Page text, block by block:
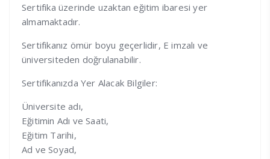
Sertifika üzerinde uzaktan eğitim ibaresi yer
almamaktadır.
Sertifikanız ömür boyu geçerlidir, E imzalı ve
üniversiteden doğrulanabilir.
Sertifikanızda Yer Alacak Bilgiler:
Üniversite adı,
Eğitimin Adı ve Saati,
Eğitim Tarihi,
Ad ve Soyad,